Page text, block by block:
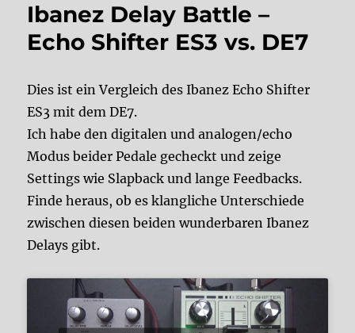
Ibanez Delay Battle –
Echo Shifter ES3 vs. DE7
Dies ist ein Vergleich des Ibanez Echo Shifter
ES3 mit dem DE7.
Ich habe den digitalen und analogen/echo
Modus beider Pedale gecheckt und zeige
Settings wie Slapback und lange Feedbacks.
Finde heraus, ob es klangliche Unterschiede
zwischen diesen beiden wunderbaren Ibanez
Delays gibt.